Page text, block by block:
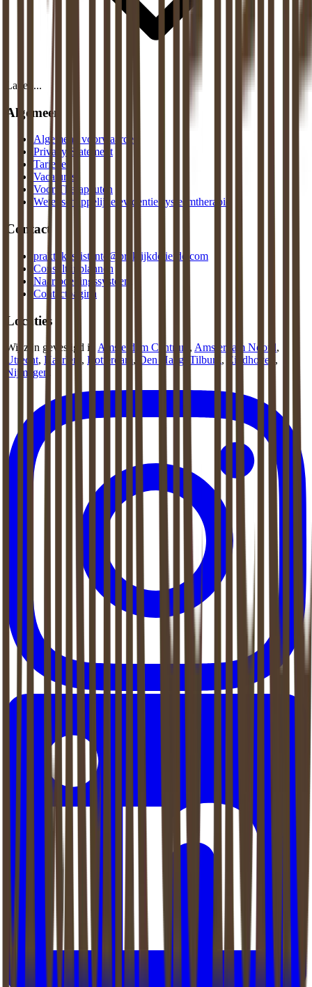
Laden...
Algemeen
Algemene voorwaarden
Privacy Statement
Tarieven
Vacatures
Voor Therapeuten
Wetenschappelijke evidentie systeemtherapie
Contact
praktijkassistente@praktijkdeliefde.com
Consult inplannen
Naar boekingssysteem
Contactpagina
Locaties
Wij zijn gevestigd in Amsterdam Centrum , Amsterdam Noord,
Utrecht, Haarlem , Rotterdam, Den Haag Tilburg, Eindhoven ,
Nijmegen